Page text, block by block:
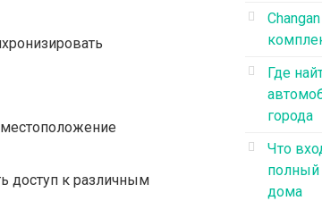
доступ к различным
Где
города
Что
полный
дома